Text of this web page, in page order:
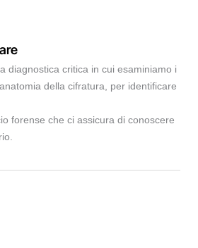
diagnostica critica in cui esaminiamo i
della cifratura, per identificare
forense che ci assicura di conoscere